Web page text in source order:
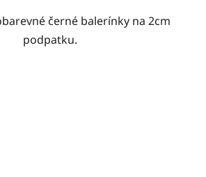
černé balerínky na 2cm
podpatku.